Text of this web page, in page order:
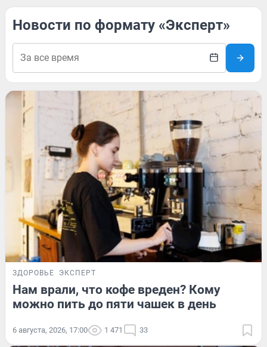
Новости по формату «Эксперт»
ЗДОРОВЬЕ ЭКСПЕРТ
Нам врали, что кофе вреден? Кому
можно пить до пяти чашек в день
6 августа, 2026, 17:00 1 471 33